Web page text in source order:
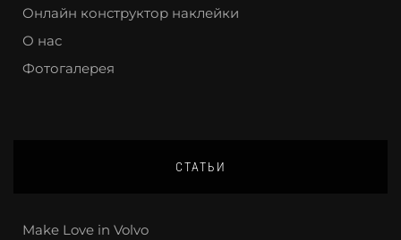
Онлайн конструктор наклейки
О нас
Фотогалерея
СТАТЬИ
Make Love in Volvo